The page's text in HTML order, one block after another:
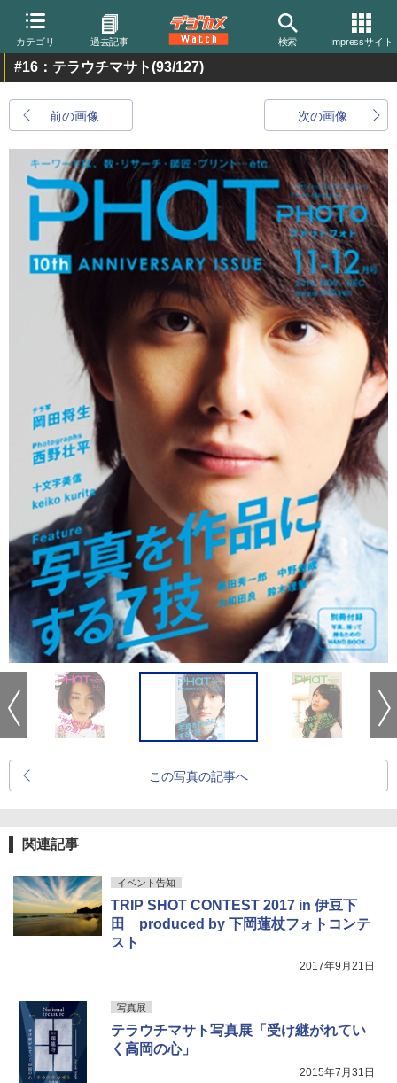
カテゴリ 過去記事 検索 Impressサイト
#16：テラウチマサト(93/127)
前の画像 次の画像
この写真の記事へ
関連記事
イベント告知
TRIP SHOT CONTEST 2017 in 伊豆下
田 produced by 下岡蓮杖フォトコンテ
スト
2017年9月21日
写真展
テラウチマサト写真展「受け継がれてい
く高岡の心」
2015年7月31日